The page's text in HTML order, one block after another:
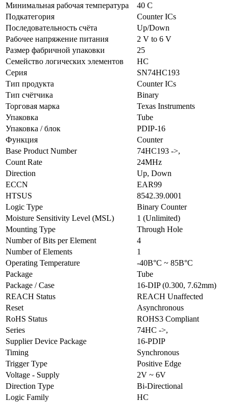
Минимальная рабочая температура
40 C
Подкатегория
Counter ICs
Последовательность счёта
Up/Down
Рабочее напряжение питания
2 V to 6 V
Размер фабричной упаковки
25
Семейство логических элементов
HC
Серия
SN74HC193
Тип продукта
Counter ICs
Тип счётчика
Binary
Торговая марка
Texas Instruments
Упаковка
Tube
Упаковка / блок
PDIP-16
Функция
Counter
Base Product Number
74HC193 ->,
Count Rate
24MHz
Direction
Up, Down
ECCN
EAR99
HTSUS
8542.39.0001
Logic Type
Binary Counter
Moisture Sensitivity Level (MSL)
1 (Unlimited)
Mounting Type
Through Hole
Number of Bits per Element
4
Number of Elements
1
Operating Temperature
-40В°C ~ 85В°C
Package
Tube
Package / Case
16-DIP (0.300, 7.62mm)
REACH Status
REACH Unaffected
Reset
Asynchronous
RoHS Status
ROHS3 Compliant
Series
74HC ->,
Supplier Device Package
16-PDIP
Timing
Synchronous
Trigger Type
Positive Edge
Voltage - Supply
2V ~ 6V
Direction Type
Bi-Directional
Logic Family
HC